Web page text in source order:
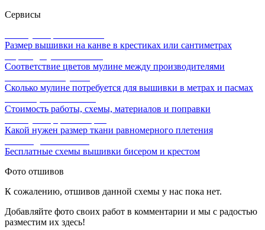
Сервисы
Размер вышивки на канве в крестиках или сантиметрах
Соответствие цветов мулине между производителями
Сколько мулине потребуется для вышивки в метрах и пасмах
Стоимость работы, схемы, материалов и поправки
Какой нужен размер ткани равномерного плетения
Бесплатные схемы вышивки бисером и крестом
Фото отшивов
К сожалению, отшивов данной схемы у нас пока нет.
Добавляйте фото своих работ в комментарии и мы с радостью
разместим их здесь!